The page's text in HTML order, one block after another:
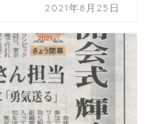
2021年8月25日